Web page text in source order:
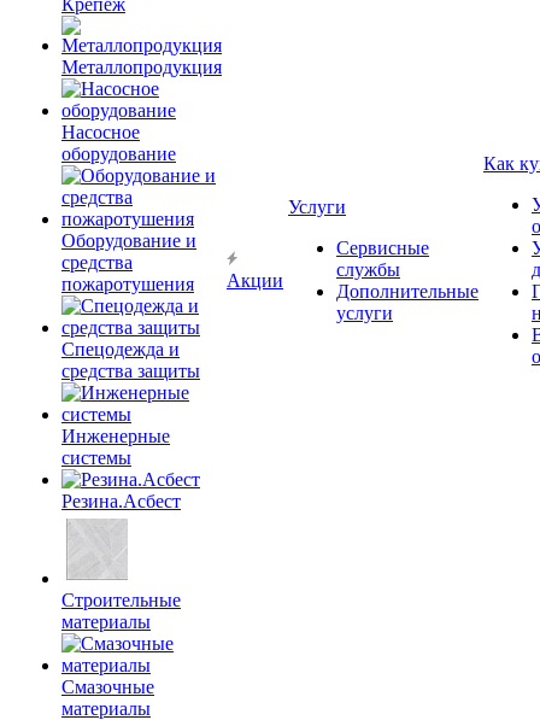
Крепёж
Металлопродукция
Насосное
оборудование
Оборудование и
средства
пожаротушения
Спецодежда и
средства защиты
Инженерные
системы
Резина.Асбест
Строительные
материалы
Смазочные
материалы
Акции
Услуги
Сервисные
службы
Дополнительные
услуги
Как